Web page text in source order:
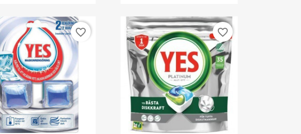
favorite_border favorite_border